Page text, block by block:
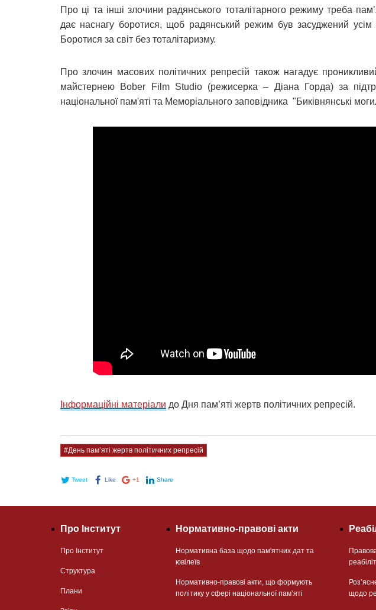
Про ці та інші злочини радянського тоталітарного режиму треба
дає наснагу боротися, щоб радянський режим був засуджений усім
Боротися за світ без тоталітаризму.
Про злочин масових політичних репресій також нагадує
майстернею Bober Film Studio (режисерка – Діана Горда) за
національної пам'яті та Меморіального заповідника "Биківнянські
Інформаційні матеріали до Дня пам’яті жертв політичних репресій.
#День пам’яті жертв політичних репресій
Tweet Like +1 Share
Про Інститут
Про Інститут
Структура
Плани
Нормативно-правові акти
Нормативна база щодо пам'ятних дат та
ювілеїв
Нормативно-правові акти, що формують
політику у сфері національної памʼяті
щодо